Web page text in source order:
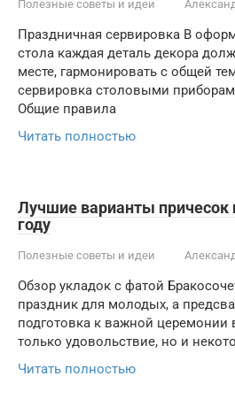
Полезные советы и идеи
Праздничная сервировка В
стола каждая деталь декора
месте, гармонировать с общей
сервировка столовыми
Общие правила
Читать полностью
Лучшие варианты причесок
году
Полезные советы и идеи
Обзор укладок с фатой
праздник для молодых, а
подготовка к важной церемонии
только удовольствие, но и
Читать полностью